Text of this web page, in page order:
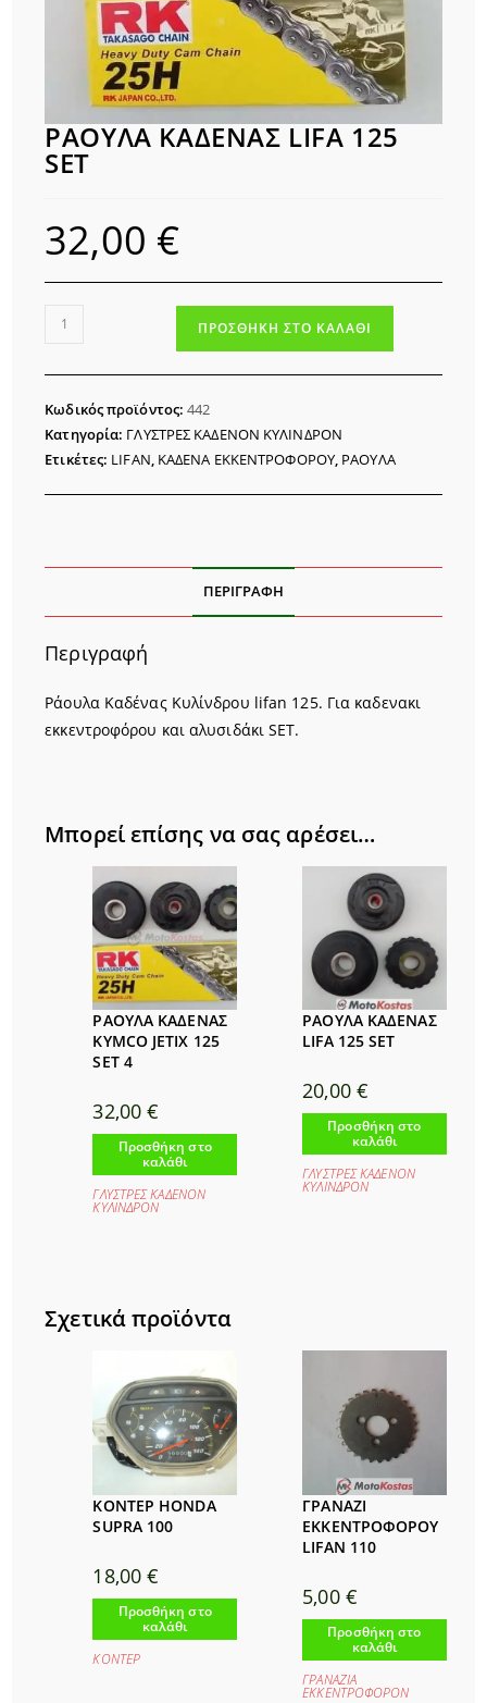
ΡΑΟΥΛΑ ΚΑΔΕΝΑΣ LIFA 125
SET
32,00 €
ΡΑΟΥΛΑ
LIFA
SET
ποσότητα
ΠΡΟΣΘΉΚΗ ΣΤΟ ΚΑΛΆΘΙ
Κωδικός προϊόντος:442
Κατηγορία: ΓΛΥΣΤΡΕΣ ΚΑΔΕΝΟΝ ΚΥΛΙΝΔΡΟΝ
Ετικέτες: LIFAN ΚΑΔΕΝΑ ΕΚΚΕΝΤΡΟΦΟΡΟΥ, ΡΑΟΥΛΑ
ΠΕΡΙΓΡΑΦΉ
Περιγραφή
Pάουλα Καδένας Κυλίνδρου lifan 125. Για καδενακι
εκκεντροφόρου και αλυσιδάκι SET.
Μπορεί επίσης να σας αρέσει…
ΡΑΟΥΛΑ ΚΑΔΕΝΑΣ
KYMCO JETIX 125
SET 4
32,00€
Προσθήκη στο
καλάθι
ΓΛΥΣΤΡΕΣ ΚΑΔΕΝΟΝ
ΚΥΛΙΝΔΡΟΝ
ΡΑΟΥΛΑ ΚΑΔΕΝΑΣ
LIFA 125 SET
20,00 €
Προσθήκη στο
καλάθι
ΓΛΥΣΤΡΕΣ ΚΑΔΕΝΟΝ
ΚΥΛΙΝΔΡΟΝ
Σχετικά προϊόντα
ΚΟΝΤΕΡ HONDA
SUPRA 100
18,00€
Προσθήκη στο
καλάθι
ΚΟΝΤΕΡ
ΓΡΑΝΑΖΙ
ΕΚΚΕΝΤΡΟΦΟΡΟΥ
LIFAN 110
5,00 €
Προσθήκη στο
καλάθι
ΓΡΑΝΑΖΙΑ
ΕΚΚΕΝΤΡΟΦΟΡΟΝ